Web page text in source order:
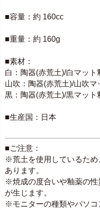
■容量：約 160cc
■重量：約 160g
■素材：
白：陶器(赤荒土)/白マット
山吹：陶器(赤荒土)/山吹マ
黒：陶器(赤荒土)/黒マット
■生産国：日本
■ご注意：
※荒土を使用しているた
あります。
※焼成の度合いや釉薬の
が生じます。
※モニターの種類やパソ